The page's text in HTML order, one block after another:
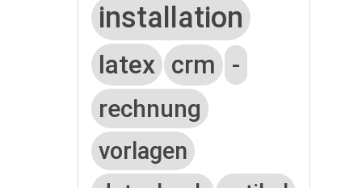
installation
latex crm
-
rechnung
vorlagen